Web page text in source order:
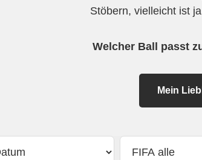
Stöbern, vielleicht ist
Welcher Ball passt
Mein